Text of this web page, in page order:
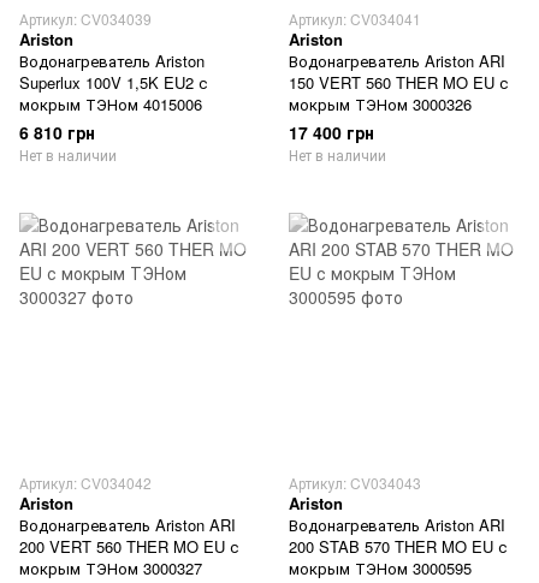
Артикул: CV034039
Ariston
Водонагреватель Ariston
Superlux 100V 1,5K EU2 с
мокрым ТЭНом 4015006
6 810 грн
Нет в наличии
Артикул: CV034041
Ariston
Водонагреватель Ariston ARI
150 VERT 560 THER MO EU с
мокрым ТЭНом 3000326
17 400 грн
Нет в наличии
Артикул: CV034042
Ariston
Водонагреватель Ariston ARI
200 VERT 560 THER MO EU с
мокрым ТЭНом 3000327
Артикул: CV034043
Ariston
Водонагреватель Ariston ARI
200 STAB 570 THER MO EU с
мокрым ТЭНом 3000595